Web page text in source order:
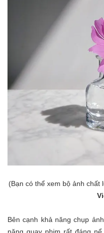
(Bạn có thể xem bộ ảnh chất
Bên cạnh khả năng chụp